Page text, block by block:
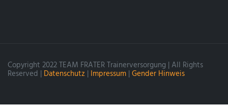
Copyright 2022 TEAM FRATER Trainerversorgung | All Rights
Reserved | Datenschutz | Impressum | Gender Hinweis